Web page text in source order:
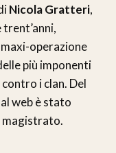
Nicola Gratteri,
operazione
più imponenti
i clan. Del
web è stato